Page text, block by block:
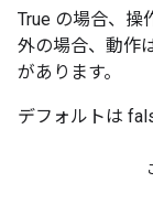
True の場合、操
外の場合、動作
があります。
デフォルトは